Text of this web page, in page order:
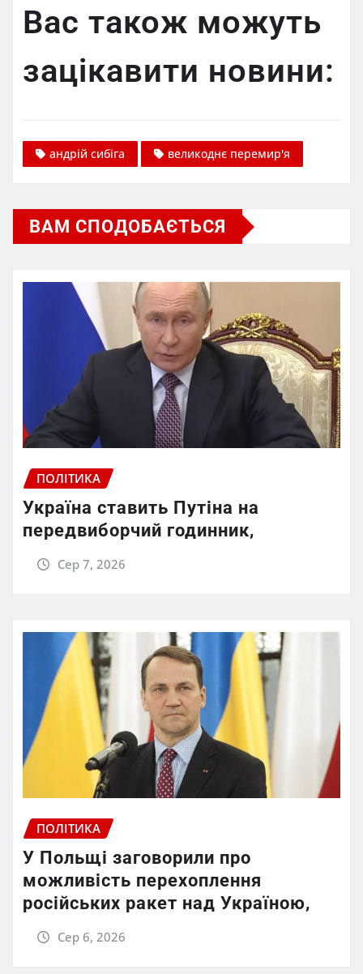
Вас також можуть
зацікавити новини:
андрій сибіга великоднє перемир'я
ВАМ СПОДОБАЄТЬСЯ
ПОЛІТИКА
Україна ставить Путіна на
передвиборчий годинник,
Сер 7, 2026
ПОЛІТИКА
У Польщі заговорили про
можливість перехоплення
російських ракет над Україною,
Сер 6, 2026